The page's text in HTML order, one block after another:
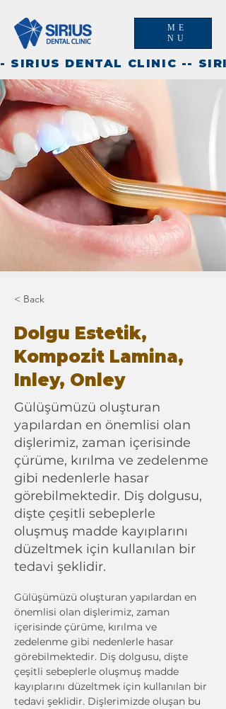
ME
NU
- SIRIUS DENTAL CLINIC -
< Back
Dolgu Estetik,
Kompozit Lamina,
Inley, Onley
Gülüşümüzü oluşturan
yapılardan en önemlisi olan
dişlerimiz, zaman içerisinde
çürüme, kırılma ve zedelenme
gibi nedenlerle hasar
görebilmektedir. Diş dolgusu,
dişte çeşitli sebeplerle
oluşmuş madde kayıplarını
düzeltmek için kullanılan bir
tedavi şeklidir.
Gülüşümüzü oluşturan yapılardan en
önemlisi olan dişlerimiz, zaman
içerisinde çürüme, kırılma ve
zedelenme gibi nedenlerle hasar
görebilmektedir. Diş dolgusu, dişte
çeşitli sebeplerle oluşmuş madde
kayıplarını düzeltmek için kullanılan bir
tedavi şeklidir. Dişlerimizde oluşan bu